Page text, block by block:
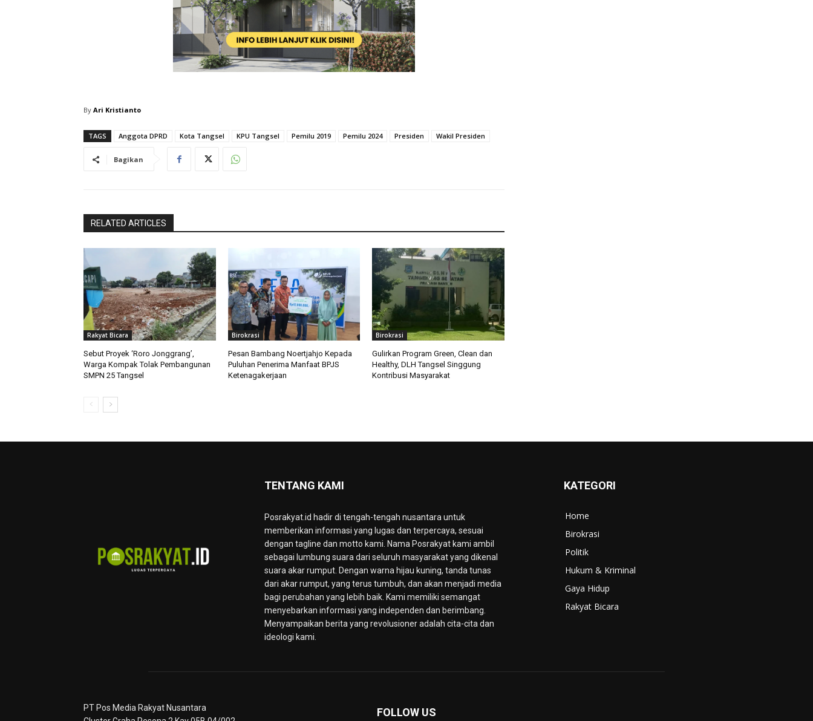
By Ari Kristianto
TAGS Anggota DPRD Kota Tangsel KPU Tangsel Pemilu 2019 Pemilu 2024 Presiden Wakil Presiden
Bagikan
RELATED ARTICLES
Rakyat Bicara
Sebut Proyek ‘Roro Jonggrang’,
Warga Kompak Tolak Pembangunan
SMPN 25 Tangsel
Birokrasi
Pesan Bambang Noertjahjo Kepada
Puluhan Penerima Manfaat BPJS
Ketenagakerjaan
Birokrasi
Gulirkan Program Green, Clean dan
Healthy, DLH Tangsel Singgung
Kontribusi Masyarakat
TENTANG KAMI
Posrakyat.id hadir di tengah-tengah nusantara untuk
memberikan informasi yang lugas dan terpercaya, sesuai
dengan tagline dan motto kami. Nama Posrakyat kami ambil
sebagai lumbung suara dari seluruh masyarakat yang dikenal
suara akar rumput. Dengan warna hijau kuning, tanda tunas
dari akar rumput, yang terus tumbuh, dan akan menjadi media
bagi perubahan yang lebih baik. Kami memiliki semangat
menyebarkan informasi yang independen dan berimbang.
Menyampaikan berita yang revolusioner adalah cita-cita dan
ideologi kami.
KATEGORI
Home
Birokrasi
Politik
Hukum & Kriminal
Gaya Hidup
Rakyat Bicara
PT Pos Media Rakyat Nusantara
FOLLOW US